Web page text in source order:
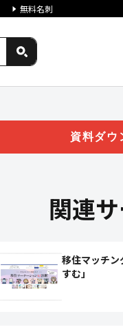
無料名刺
資料ダウ
関連
移住マッチ
すむ」